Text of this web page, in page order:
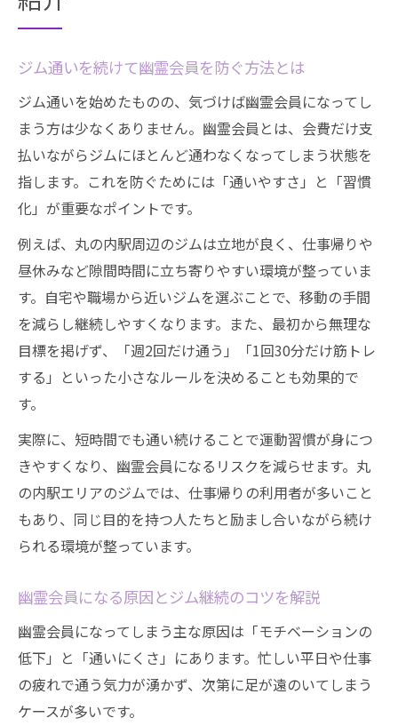
ジム通いを続けて幽霊会員を防ぐ方法とは
ジム通いを始めたものの、気づけば幽霊会員になってし
まう方は少なくありません。幽霊会員とは、会費だけ支
払いながらジムにほとんど通わなくなってしまう状態を
指します。これを防ぐためには「通いやすさ」と「習慣
化」が重要なポイントです。
例えば、丸の内駅周辺のジムは立地が良く、仕事帰りや
昼休みなど隙間時間に立ち寄りやすい環境が整っていま
す。自宅や職場から近いジムを選ぶことで、移動の手間
を減らし継続しやすくなります。また、最初から無理な
目標を掲げず、「週2回だけ通う」「1回30分だけ筋トレ
する」といった小さなルールを決めることも効果的で
す。
実際に、短時間でも通い続けることで運動習慣が身につ
きやすくなり、幽霊会員になるリスクを減らせます。丸
の内駅エリアのジムでは、仕事帰りの利用者が多いこと
もあり、同じ目的を持つ人たちと励まし合いながら続け
られる環境が整っています。
幽霊会員になる原因とジム継続のコツを解説
幽霊会員になってしまう主な原因は「モチベーションの
低下」と「通いにくさ」にあります。忙しい平日や仕事
の疲れで通う気力が湧かず、次第に足が遠のいてしまう
ケースが多いです。